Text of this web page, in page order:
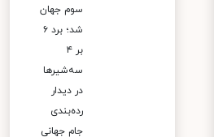
سوم جهان
شد؛ برد ۶
بر ۴
سه‌شیرها
در دیدار
رده‌بندی
جام جهانی